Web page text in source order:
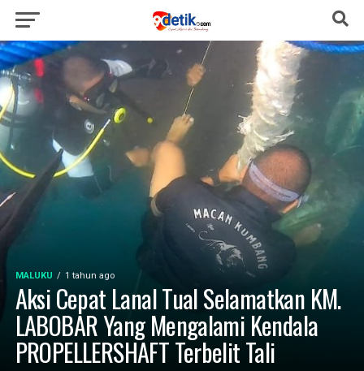
MALUKU 1 tahun ago
Aksi Cepat Lanal Tual Selamatkan KM.
LABOBAR Yang Mengalami Kendala
PROPELLERSHAFT Terbelit Tali